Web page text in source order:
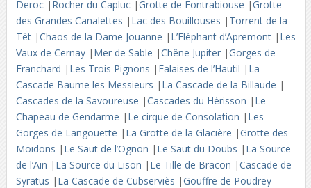
Deroc | Rocher du Capluc |Grotte de Fontrabiouse |Grotte
des Grandes Canalettes | Lac des Bouillouses | Torrent de la
Têt |Chaos de la Dame Jouanne | L’Eléphant d’Apremont | Les
Vaux de Cernay | Mer de Sable |Chêne Jupiter |Gorges de
Franchard | Les Trois Pignons | Falaises de l’Hautil | La
Cascade Baume les Messieurs | La Cascade de la Billaude |
Cascades de la Savoureuse |Cascades du Hérisson | Le
Chapeau de Gendarme | Le cirque de Consolation | Les
Gorges de Langouette | La Grotte de la Glacière |Grotte des
Moidons | Le Saut de l’Ognon | Le Saut du Doubs | La Source
de l’Ain | La Source du Lison | Le Tille de Bracon |Cascade de
Syratus | La Cascade de Cubserviès |Gouffre de Poudrey